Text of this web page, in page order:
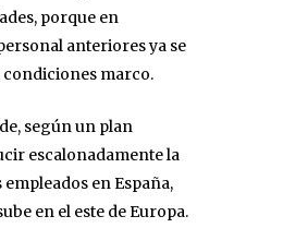
porque en
anteriores ya se
marco.
según un plan
escalonadamente la
en España,
en el este de Europa.